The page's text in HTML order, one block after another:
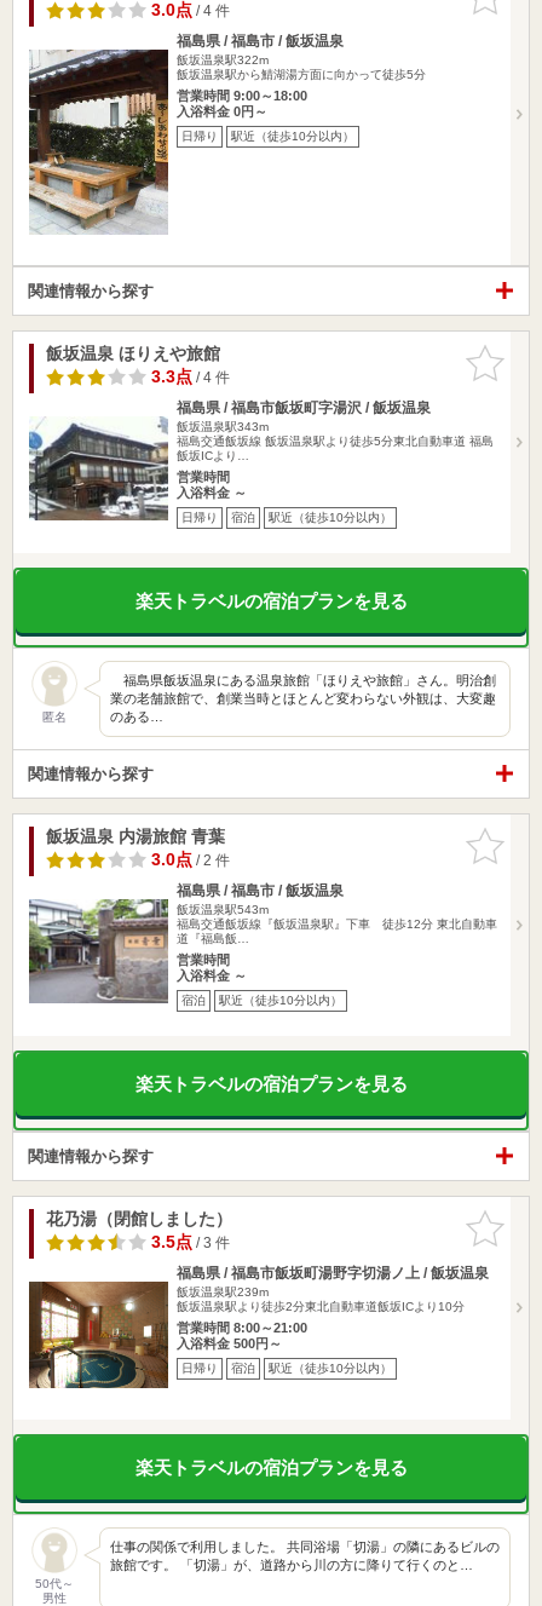
りに追加
3.0点/ 4 件
福島県 / 福島市 / 飯坂温泉
飯坂温泉駅322m
飯坂温泉駅から鯖湖湯方面に向かって徒歩5分
営業時間 9:00～18:00
入浴料金 0円～
日帰り 駅近（徒歩10分以内）
関連情報から探す
お気に入
りに追加
飯坂温泉 ほりえや旅館
3.3点/ 4 件
福島県 / 福島市飯坂町字湯沢 / 飯坂温泉
飯坂温泉駅343m
福島交通飯坂線 飯坂温泉駅より徒歩5分東北自動車道 福島
飯坂ICより…
営業時間
入浴料金 ～
日帰り 宿泊 駅近（徒歩10分以内）
楽天トラベルの宿泊プランを見る
匿名
福島県飯坂温泉にある温泉旅館「ほりえや旅館」さん。明治創
業の老舗旅館で、創業当時とほとんど変わらない外観は、大変趣
のある…
関連情報から探す
お気に入
りに追加
飯坂温泉 内湯旅館 青葉
3.0点/ 2 件
福島県 / 福島市 / 飯坂温泉
飯坂温泉駅543m
福島交通飯坂線『飯坂温泉駅』下車 徒歩12分 東北自動車
道『福島飯…
営業時間
入浴料金 ～
宿泊 駅近（徒歩10分以内）
楽天トラベルの宿泊プランを見る
関連情報から探す
お気に入
りに追加
花乃湯（閉館しました）
3.5点/ 3 件
福島県 / 福島市飯坂町湯野字切湯ノ上 / 飯坂温泉
飯坂温泉駅239m
飯坂温泉駅より徒歩2分東北自動車道飯坂ICより10分
営業時間 8:00～21:00
入浴料金 500円～
日帰り 宿泊 駅近（徒歩10分以内）
楽天トラベルの宿泊プランを見る
50代～
男性
仕事の関係で利用しました。 共同浴場「切湯」の隣にあるビルの
旅館です。 「切湯」が、道路から川の方に降りて行くのと…